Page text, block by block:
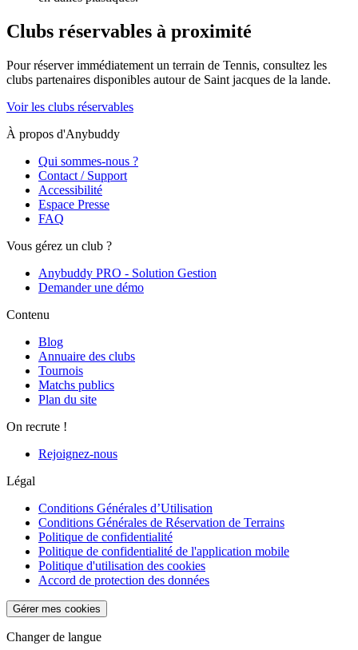
Clubs réservables à proximité
Pour réserver immédiatement un terrain de Tennis, consultez les
clubs partenaires disponibles autour de Saint jacques de la lande.
Voir les clubs réservables
À propos d'Anybuddy
Qui sommes-nous ?
Contact / Support
Accessibilité
Espace Presse
FAQ
Vous gérez un club ?
Anybuddy PRO - Solution Gestion
Demander une démo
Contenu
Blog
Annuaire des clubs
Tournois
Matchs publics
Plan du site
On recrute !
Rejoignez-nous
Légal
Conditions Générales d’Utilisation
Conditions Générales de Réservation de Terrains
Politique de confidentialité
Politique de confidentialité de l'application mobile
Politique d'utilisation des cookies
Accord de protection des données
Gérer mes cookies
Changer de langue